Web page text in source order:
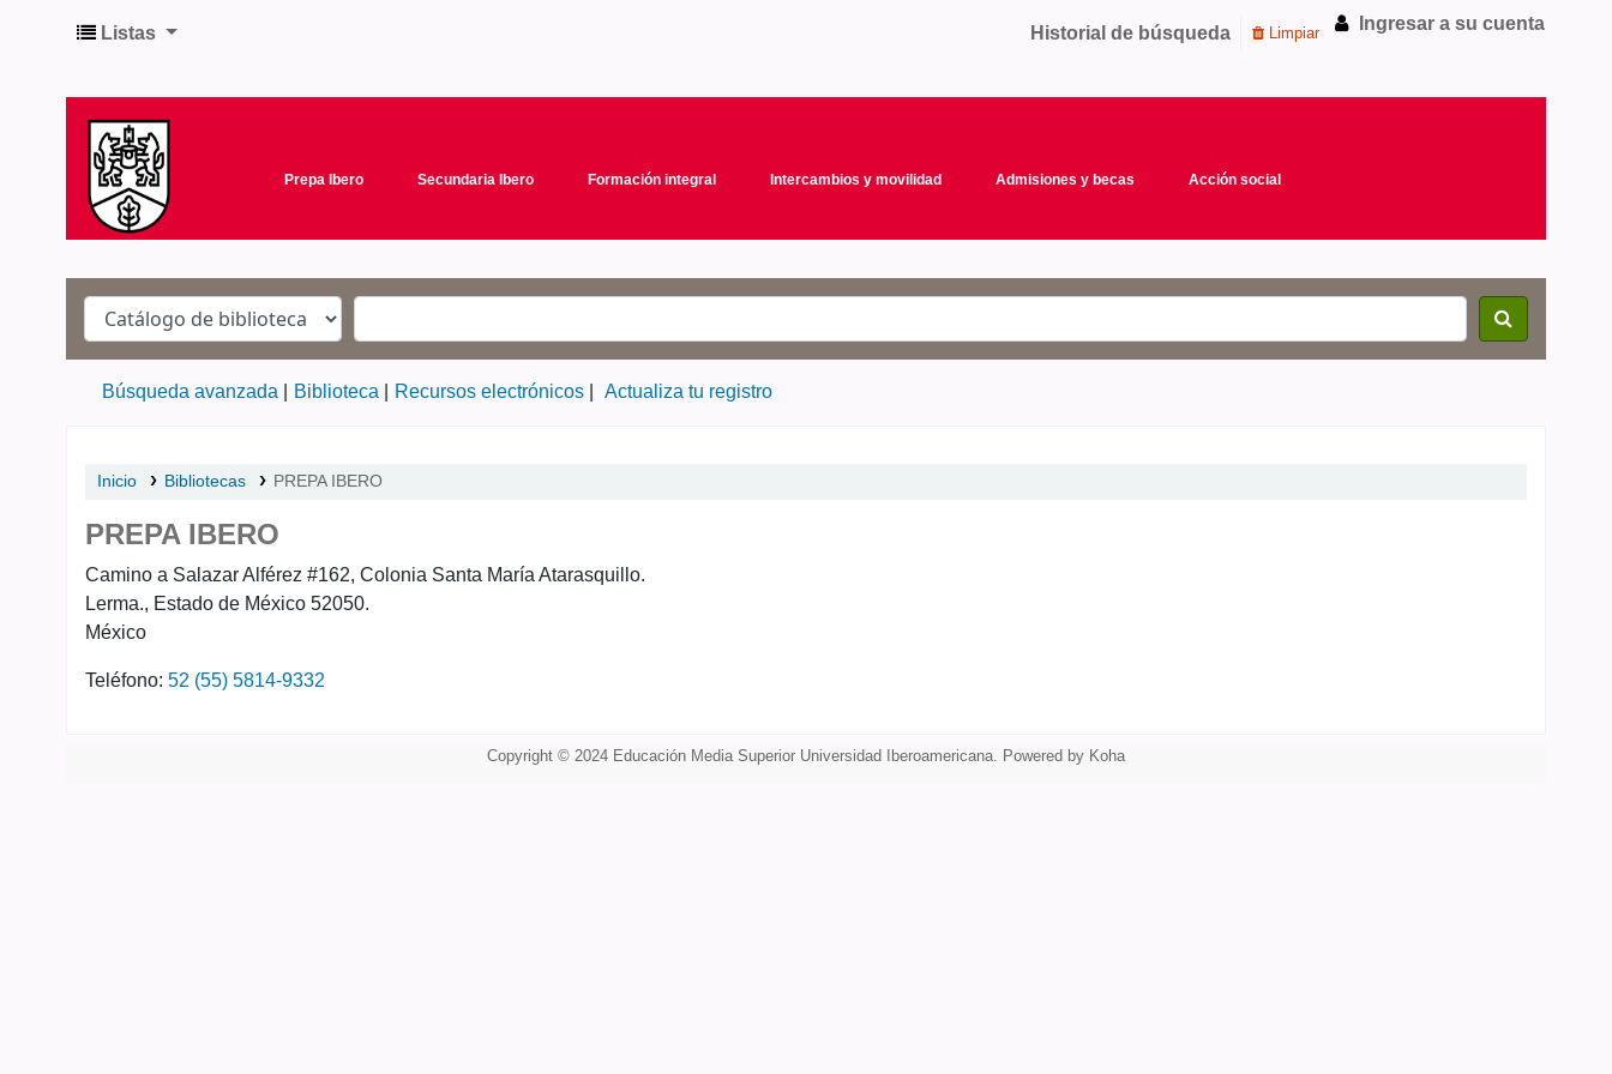
Listas Historial de búsqueda Limpiar Ingresar a su cuenta
Prepa Ibero Secundaria Ibero Formación integral Intercambios y movilidad Admisiones y becas Acción social
Búsqueda avanzada Biblioteca Recursos electrónicos Actualiza tu registro
Inicio Bibliotecas PREPA IBERO
PREPA IBERO
Camino a Salazar Alférez #162, Colonia Santa María Atarasquillo.
Lerma., Estado de México 52050.
México
Teléfono: 52 (55) 5814-9332
Copyright © 2024 Educación Media Superior Universidad Iberoamericana. Powered by Koha